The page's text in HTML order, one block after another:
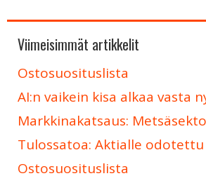
Viimeisimmät artikkelit
Ostosuosituslista
AI:n vaikein kisa alkaa vasta
Markkinakatsaus:
Tulossatoa: Aktialle
Ostosuosituslista